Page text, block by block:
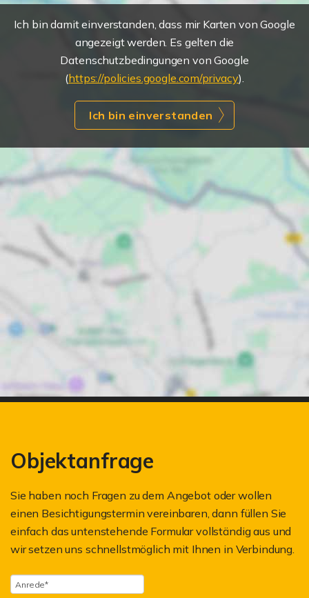
Ich bin damit einverstanden, dass mir Karten von Google
angezeigt werden. Es gelten die
Datenschutzbedingungen von Google
(https://policies.google.com/privacy).
Ich bin einverstanden
Objektanfrage
Sie haben noch Fragen zu dem Angebot oder wollen
einen Besichtigungstermin vereinbaren, dann füllen Sie
einfach das untenstehende Formular vollständig aus und
wir setzen uns schnellstmöglich mit Ihnen in Verbindung.